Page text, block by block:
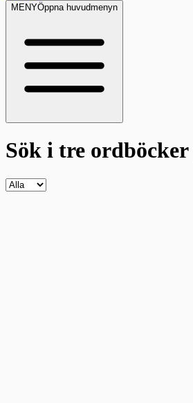
MENYÖppna huvudmenyn
Sök i tre ordböcker